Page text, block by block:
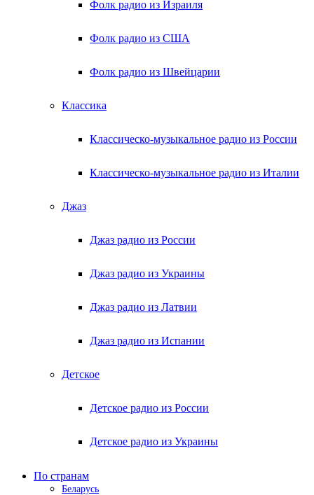
Фолк радио из Израиля
Фолк радио из США
Фолк радио из Швейцарии
Классика
Классическо-музыкальное радио из России
Классическо-музыкальное радио из Италии
Джаз
Джаз радио из России
Джаз радио из Украины
Джаз радио из Латвии
Джаз радио из Испании
Детское
Детское радио из России
Детское радио из Украины
По странам
Беларусь